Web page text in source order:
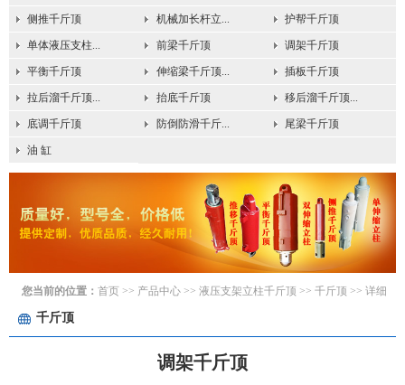
侧推千斤顶 机械加长杆立... 护帮千斤顶
单体液压支柱... 前梁千斤顶 调架千斤顶
平衡千斤顶 伸缩梁千斤顶... 插板千斤顶
拉后溜千斤顶... 抬底千斤顶 移后溜千斤顶...
底调千斤顶 防倒防滑千斤... 尾梁千斤顶
油 缸
您当前的位置： 首页 >> 产品中心 >> 液压支架立柱千斤顶 >> 千斤顶 >> 详细
千斤顶
调架千斤顶